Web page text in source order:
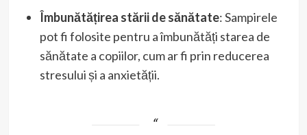
Îmbunătățirea stării de sănătate: Sampirele
pot fi folosite pentru a îmbunătăți starea de
sănătate a copiilor, cum ar fi prin reducerea
stresului și a anxietății.